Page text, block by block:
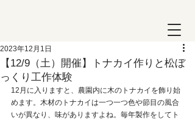
【12/9（土）開催】トナカイ作りと松ぼ
っくり工作体験
2023年12月1日
12月に入りますと、農園内に木のトナカイを飾り始
めます。木材のトナカイは一つ一つ色や節目の風合
いが異なり、味がありますよね。毎年製作をしてト